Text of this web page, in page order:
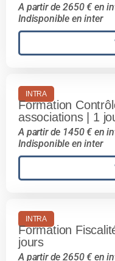
A partir de 2650 € en
Indisponible en inter
INTRA
Formation
associations | 1
A partir de 1450 € en
Indisponible en inter
INTRA
Formation
jours
A partir de 2650 € en